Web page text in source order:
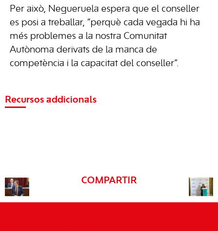
Per això, Negueruela espera que el conseller
es posi a treballar, “perquè cada vegada hi ha
més problemes a la nostra Comunitat
Autònoma derivats de la manca de
competència i la capacitat del conseller”.
Recursos addicionals
COMPARTIR